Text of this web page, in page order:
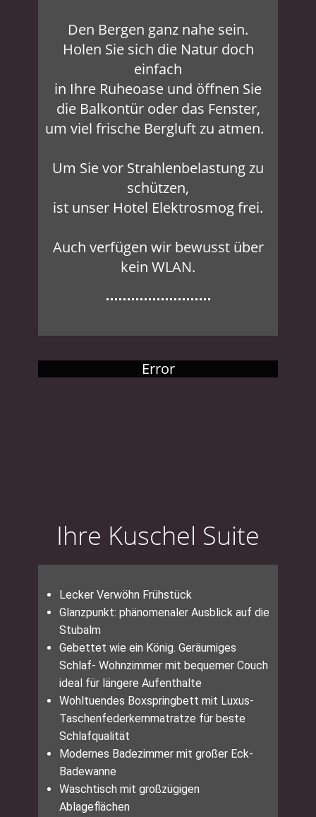
Den Bergen ganz nahe sein.
Holen Sie sich die Natur doch
einfach
in Ihre Ruheoase und öffnen Sie
die Balkontür oder das Fenster,
um viel frische Bergluft zu atmen.
Um Sie vor Strahlenbelastung zu
schützen,
ist unser Hotel Elektrosmog frei.
Auch verfügen wir bewusst über
kein WLAN.
Error
Ihre Kuschel Suite
Lecker Verwöhn Frühstück
Glanzpunkt: phänomenaler Ausblick auf die
Stubalm
Gebettet wie ein König. Geräumiges
Schlaf- Wohnzimmer mit bequemer Couch
ideal für längere Aufenthalte
Wohltuendes Boxspringbett mit Luxus-
Taschenfederkernmatratze für beste
Schlafqualität
Modernes Badezimmer mit großer Eck-
Badewanne
Waschtisch mit großzügigen
Ablageflächen